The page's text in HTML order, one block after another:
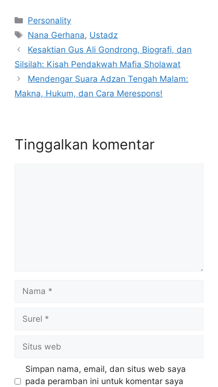
Kategori
Personality
Tag
Nana Gerhana, Ustadz
Kesaktian Gus Ali Gondrong, Biografi, dan
Silsilah: Kisah Pendakwah Mafia Sholawat
Mendengar Suara Adzan Tengah Malam:
Makna, Hukum, dan Cara Merespons!
Tinggalkan komentar
Nama
Surel
Situs
web
Simpan nama, email, dan situs web saya
pada peramban ini untuk komentar saya